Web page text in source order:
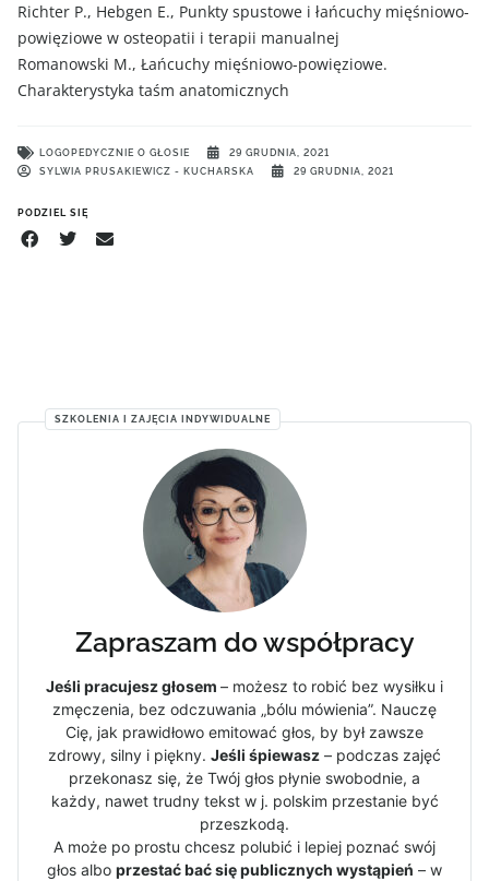
Richter P., Hebgen E., Punkty spustowe i łańcuchy mięśniowo-
powięziowe w osteopatii i terapii manualnej
Romanowski M., Łańcuchy mięśniowo-powięziowe.
Charakterystyka taśm anatomicznych
LOGOPEDYCZNIE O GŁOSIE
29 GRUDNIA, 2021
SYLWIA PRUSAKIEWICZ - KUCHARSKA
29 GRUDNIA, 2021
PODZIEL SIĘ
Zapraszam do współpracy
Jeśli pracujesz głosem – możesz to robić bez wysiłku i
zmęczenia, bez odczuwania „bólu mówienia”. Nauczę
Cię, jak prawidłowo emitować głos, by był zawsze
zdrowy, silny i piękny. Jeśli śpiewasz – podczas zajęć
przekonasz się, że Twój głos płynie swobodnie, a
każdy, nawet trudny tekst w j. polskim przestanie być
przeszkodą.
A może po prostu chcesz polubić i lepiej poznać swój
głos albo przestać bać się publicznych wystąpień – w
SZKOLENIA I ZAJĘCIA INDYWIDUALNE